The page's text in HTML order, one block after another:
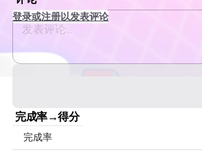
登录或注册以发表评论
完成率→得分
完成率